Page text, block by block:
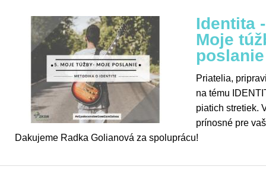
Identita
Moje
poslanie
Priatelia,
na tému
piatich stretiek.
prínosné pre
Dakujeme Radka Golianová za spoluprácu!